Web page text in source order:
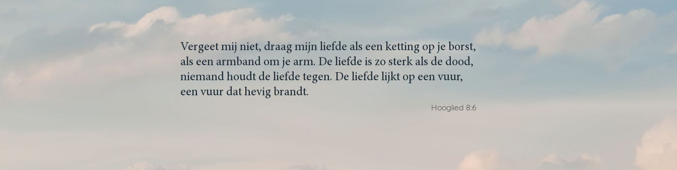
Vergeet mij niet, draag mijn liefde als een ketting op je borst,
als een armband om je arm. De liefde is zo sterk als de dood,
niemand houdt de liefde tegen. De liefde lijkt op een vuur,
een vuur dat hevig brandt.
Hooglied 8:6